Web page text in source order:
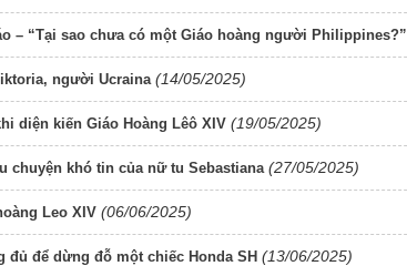
– “Tại sao chưa có một Giáo hoàng người Philippines?”
người Ucraina (14/05/2025)
diện kiến Giáo Hoàng Lêô XIV (19/05/2025)
chuyện khó tin của nữ tu Sebastiana (27/05/2025)
Leo XIV (06/06/2025)
để dừng đỗ một chiếc Honda SH (13/06/2025)